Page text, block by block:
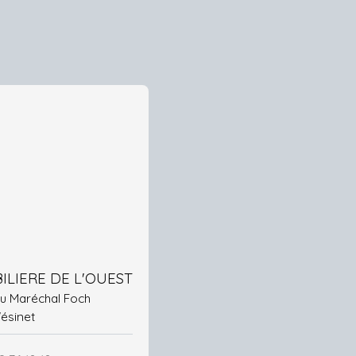
DE L'OUEST
Maréchal Foch